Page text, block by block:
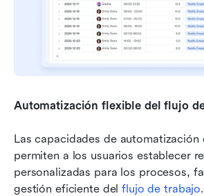
Automatización flexible del flujo
Las capacidades de automatización
permiten a los usuarios establecer
personalizadas para los procesos,
gestión eficiente del flujo de trabajo